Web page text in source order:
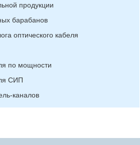
продукции
барабанов
оптического кабеля
по мощности
СИП
каналов